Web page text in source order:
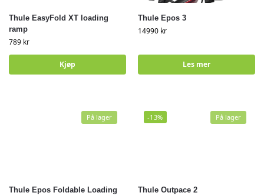
Thule EasyFold XT loading
ramp
789 kr
Kjøp
Thule Epos 3
14990 kr
Les mer
Thule Epos Foldable Loading
På lager -13%
Thule Outpace 2
På lager